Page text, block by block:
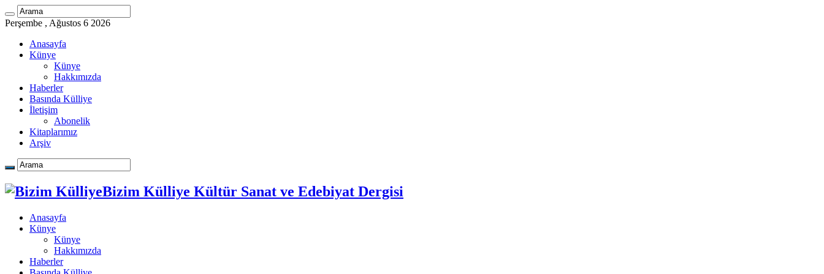
Perşembe , Ağustos 6 2026
Anasayfa
Künye
Künye
Hakkımızda
Haberler
Basında Külliye
İletişim
Abonelik
Kitaplarımız
Arşiv
Bizim Külliye Kültür Sanat ve Edebiyat Dergisi
Anasayfa
Künye
Künye
Hakkımızda
Haberler